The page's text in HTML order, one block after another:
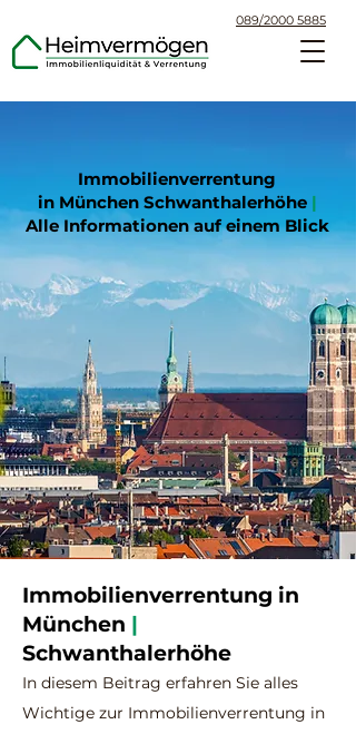
089/2000 5885
Immobilienverrentung
in München Schwanthalerhöhe |
Alle Informationen auf einem Blick
Immobilienverrentung in
München |
Schwanthalerhöhe
In diesem Beitrag erfahren Sie alles
Wichtige zur Immobilienverrentung in